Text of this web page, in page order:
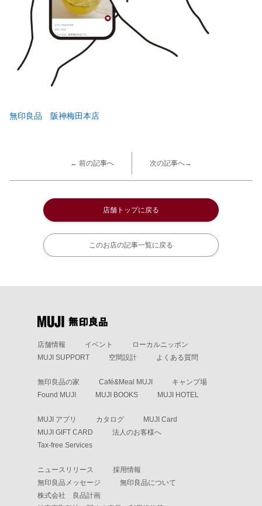
無印良品 阪神梅田本店
← 前の記事へ 次の記事へ→
店舗トップに戻る
このお店の記事一覧に戻る
店舗情報 イベント
ローカルニッポン
MUJI SUPPORT
空間設計 よくある質問
無印良品の家 Café&Meal MUJI
キャンプ場
Found MUJI
MUJI BOOKS MUJI HOTEL
MUJI アプリ カタログ
MUJI Card
MUJI GIFT CARD
法人のお客様へ
Tax-free Services
ニュースリリース
採用情報
無印良品メッセージ
無印良品について
株式会社 良品計画